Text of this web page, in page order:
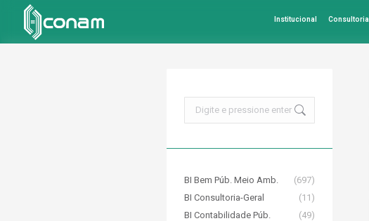
Institucional Consultoria
BI Bem Púb. Meio Amb.
(697)
BI Consultoria-Geral
(11)
BI Contabilidade Púb.
(49)